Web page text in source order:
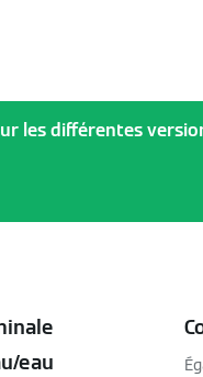
les différentes
eau